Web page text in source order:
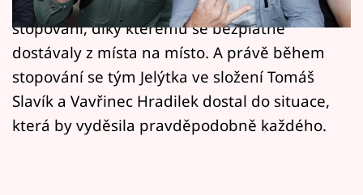
Pořady
Mámy sobě
Přihlášení
stopování, díky kterému se bezplatně
dostávaly z místa na místo. A právě během
stopování se tým Jelýtka ve složení Tomáš
Slavík a Vavřinec Hradilek dostal do situace,
která by vyděsila pravděpodobně každého.